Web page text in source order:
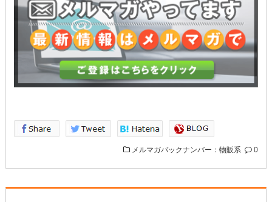
メルマガバックナンバー：物販系 0